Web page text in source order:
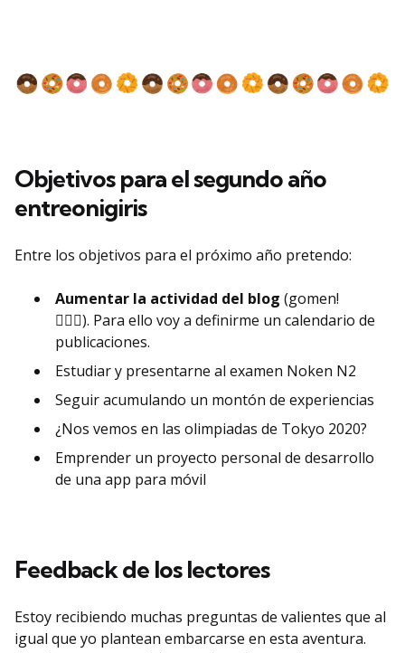
Objetivos para el segundo año
entreonigiris
Entre los objetivos para el próximo año pretendo:
Aumentar la actividad del blog (gomen!
🙇🏼‍♀️). Para ello voy a definirme un calendario de
publicaciones.
Estudiar y presentarne al examen Noken N2
Seguir acumulando un montón de experiencias
¿Nos vemos en las olimpiadas de Tokyo 2020?
Emprender un proyecto personal de desarrollo
de una app para móvil
Feedback de los lectores
Estoy recibiendo muchas preguntas de valientes que al
igual que yo plantean embarcarse en esta aventura.